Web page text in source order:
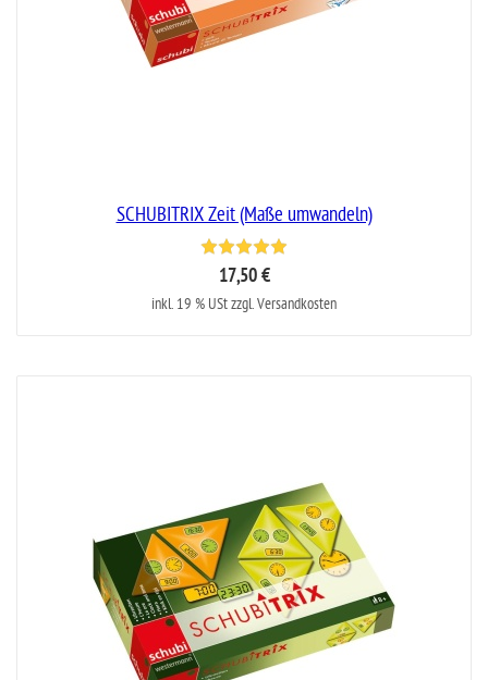
SCHUBITRIX Zeit (Maße umwandeln)
17,50 €
inkl. 19 % USt zzgl. Versandkosten